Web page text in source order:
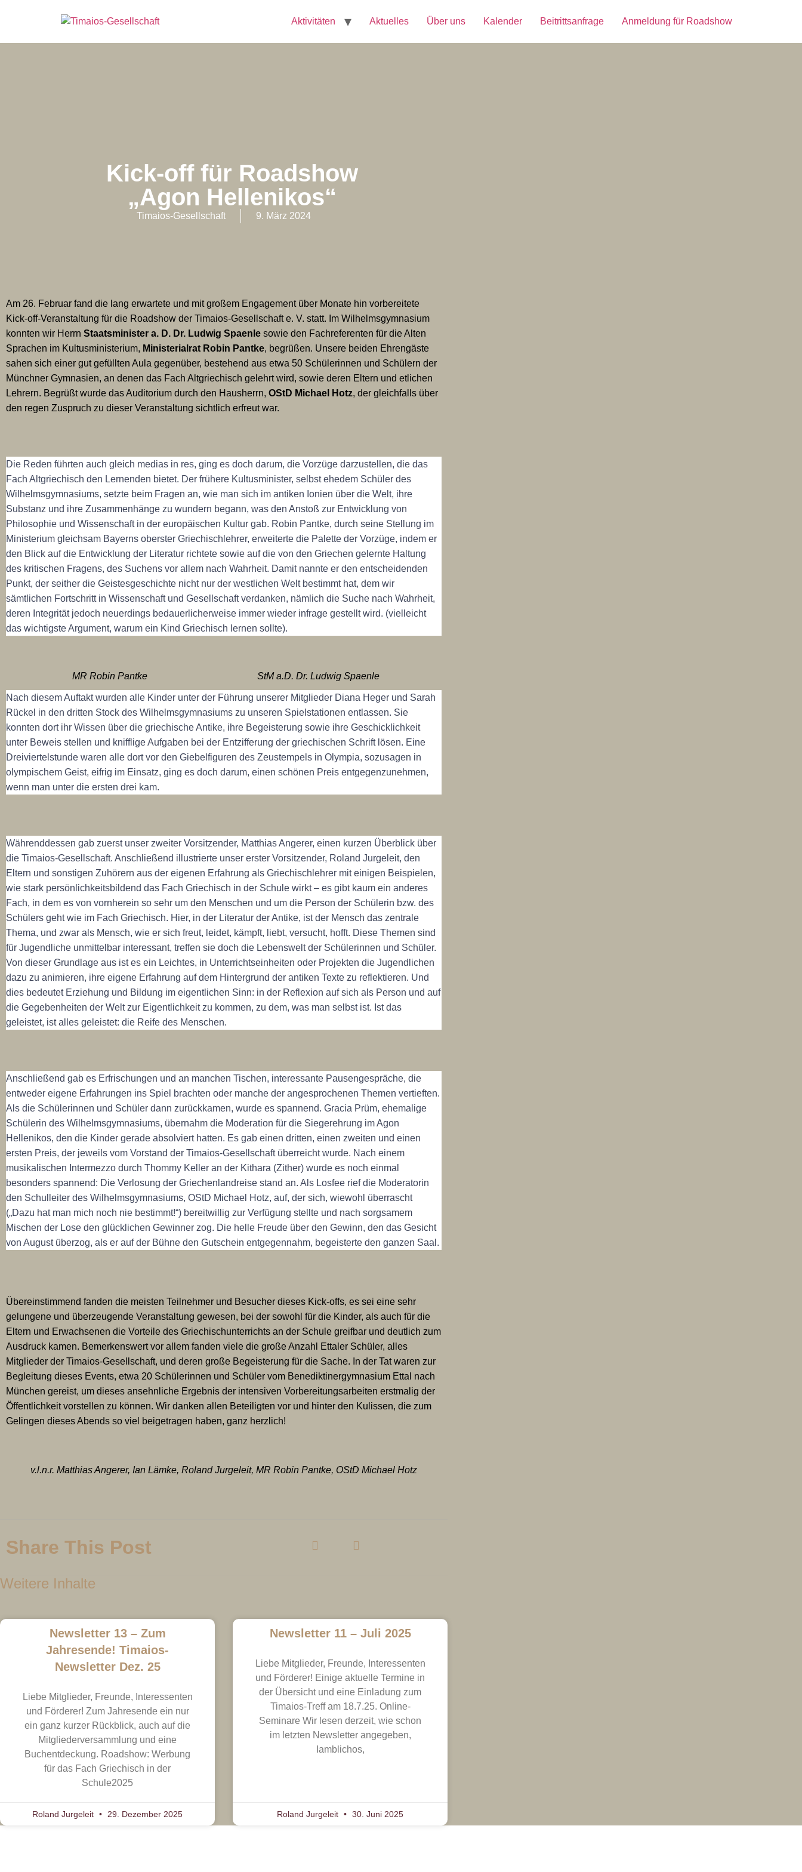
Aktivitäten Aktuelles Über uns Kalender Beitrittsanfrage Anmeldung für Roadshow
Kick-off für Roadshow
„Agon Hellenikos“
Timaios-Gesellschaft 9. März 2024
Am 26. Februar fand die lang erwartete und mit großem Engagement über Monate hin vorbereitete
Kick-off-Veranstaltung für die Roadshow der Timaios-Gesellschaft e. V. statt. Im Wilhelmsgymnasium
konnten wir Herrn Staatsminister a. D. Dr. Ludwig Spaenle sowie den Fachreferenten für die Alten
Sprachen im Kultusministerium, Ministerialrat Robin Pantke, begrüßen. Unsere beiden Ehrengäste
sahen sich einer gut gefüllten Aula gegenüber, bestehend aus etwa 50 Schülerinnen und Schülern der
Münchner Gymnasien, an denen das Fach Altgriechisch gelehrt wird, sowie deren Eltern und etlichen
Lehrern. Begrüßt wurde das Auditorium durch den Hausherrn, OStD Michael Hotz, der gleichfalls über
den regen Zuspruch zu dieser Veranstaltung sichtlich erfreut war.
Die Reden führten auch gleich medias in res, ging es doch darum, die Vorzüge darzustellen, die das
Fach Altgriechisch den Lernenden bietet. Der frühere Kultusminister, selbst ehedem Schüler des
Wilhelmsgymnasiums, setzte beim Fragen an, wie man sich im antiken Ionien über die Welt, ihre
Substanz und ihre Zusammenhänge zu wundern begann, was den Anstoß zur Entwicklung von
Philosophie und Wissenschaft in der europäischen Kultur gab. Robin Pantke, durch seine Stellung im
Ministerium gleichsam Bayerns oberster Griechischlehrer, erweiterte die Palette der Vorzüge, indem er
den Blick auf die Entwicklung der Literatur richtete sowie auf die von den Griechen gelernte Haltung
des kritischen Fragens, des Suchens vor allem nach Wahrheit. Damit nannte er den entscheidenden
Punkt, der seither die Geistesgeschichte nicht nur der westlichen Welt bestimmt hat, dem wir
sämtlichen Fortschritt in Wissenschaft und Gesellschaft verdanken, nämlich die Suche nach Wahrheit,
deren Integrität jedoch neuerdings bedauerlicherweise immer wieder infrage gestellt wird. (vielleicht
das wichtigste Argument, warum ein Kind Griechisch lernen sollte).
StM a.D. Dr. Ludwig Spaenle
MR Robin Pantke
Nach diesem Auftakt wurden alle Kinder unter der Führung unserer Mitglieder Diana Heger und Sarah
Rückel in den dritten Stock des Wilhelmsgymnasiums zu unseren Spielstationen entlassen. Sie
konnten dort ihr Wissen über die griechische Antike, ihre Begeisterung sowie ihre Geschicklichkeit
unter Beweis stellen und knifflige Aufgaben bei der Entzifferung der griechischen Schrift lösen. Eine
Dreiviertelstunde waren alle dort vor den Giebelfiguren des Zeustempels in Olympia, sozusagen in
olympischem Geist, eifrig im Einsatz, ging es doch darum, einen schönen Preis entgegenzunehmen,
wenn man unter die ersten drei kam.
Währenddessen gab zuerst unser zweiter Vorsitzender, Matthias Angerer, einen kurzen Überblick über
die Timaios-Gesellschaft. Anschließend illustrierte unser erster Vorsitzender, Roland Jurgeleit, den
Eltern und sonstigen Zuhörern aus der eigenen Erfahrung als Griechischlehrer mit einigen Beispielen,
wie stark persönlichkeitsbildend das Fach Griechisch in der Schule wirkt – es gibt kaum ein anderes
Fach, in dem es von vornherein so sehr um den Menschen und um die Person der Schülerin bzw. des
Schülers geht wie im Fach Griechisch. Hier, in der Literatur der Antike, ist der Mensch das zentrale
Thema, und zwar als Mensch, wie er sich freut, leidet, kämpft, liebt, versucht, hofft. Diese Themen sind
für Jugendliche unmittelbar interessant, treffen sie doch die Lebenswelt der Schülerinnen und Schüler.
Von dieser Grundlage aus ist es ein Leichtes, in Unterrichtseinheiten oder Projekten die Jugendlichen
dazu zu animieren, ihre eigene Erfahrung auf dem Hintergrund der antiken Texte zu reflektieren. Und
dies bedeutet Erziehung und Bildung im eigentlichen Sinn: in der Reflexion auf sich als Person und auf
die Gegebenheiten der Welt zur Eigentlichkeit zu kommen, zu dem, was man selbst ist. Ist das
geleistet, ist alles geleistet: die Reife des Menschen.
Anschließend gab es Erfrischungen und an manchen Tischen, interessante Pausengespräche, die
entweder eigene Erfahrungen ins Spiel brachten oder manche der angesprochenen Themen vertieften.
Als die Schülerinnen und Schüler dann zurückkamen, wurde es spannend. Gracia Prüm, ehemalige
Schülerin des Wilhelmsgymnasiums, übernahm die Moderation für die Siegerehrung im Agon
Hellenikos, den die Kinder gerade absolviert hatten. Es gab einen dritten, einen zweiten und einen
ersten Preis, der jeweils vom Vorstand der Timaios-Gesellschaft überreicht wurde. Nach einem
musikalischen Intermezzo durch Thommy Keller an der Kithara (Zither) wurde es noch einmal
besonders spannend: Die Verlosung der Griechenlandreise stand an. Als Losfee rief die Moderatorin
den Schulleiter des Wilhelmsgymnasiums, OStD Michael Hotz, auf, der sich, wiewohl überrascht
(„Dazu hat man mich noch nie bestimmt!“) bereitwillig zur Verfügung stellte und nach sorgsamem
Mischen der Lose den glücklichen Gewinner zog. Die helle Freude über den Gewinn, den das Gesicht
von August überzog, als er auf der Bühne den Gutschein entgegennahm, begeisterte den ganzen Saal.
Übereinstimmend fanden die meisten Teilnehmer und Besucher dieses Kick-offs, es sei eine sehr
gelungene und überzeugende Veranstaltung gewesen, bei der sowohl für die Kinder, als auch für die
Eltern und Erwachsenen die Vorteile des Griechischunterrichts an der Schule greifbar und deutlich zum
Ausdruck kamen. Bemerkenswert vor allem fanden viele die große Anzahl Ettaler Schüler, alles
Mitglieder der Timaios-Gesellschaft, und deren große Begeisterung für die Sache. In der Tat waren zur
Begleitung dieses Events, etwa 20 Schülerinnen und Schüler vom Benediktinergymnasium Ettal nach
München gereist, um dieses ansehnliche Ergebnis der intensiven Vorbereitungsarbeiten erstmalig der
Öffentlichkeit vorstellen zu können. Wir danken allen Beteiligten vor und hinter den Kulissen, die zum
Gelingen dieses Abends so viel beigetragen haben, ganz herzlich!
v.l.n.r. Matthias Angerer, Ian Lämke, Roland Jurgeleit, MR Robin Pantke, OStD Michael Hotz
Share This Post
Weitere Inhalte
Newsletter 13 – Zum
Jahresende! Timaios-
Newsletter Dez. 25
Liebe Mitglieder, Freunde, Interessenten
und Förderer! Zum Jahresende ein nur
ein ganz kurzer Rückblick, auch auf die
Mitgliederversammlung und eine
Buchentdeckung. Roadshow: Werbung
für das Fach Griechisch in der
Schule2025
Roland Jurgeleit 29. Dezember 2025
Newsletter 11 – Juli 2025
Liebe Mitglieder, Freunde, Interessenten
und Förderer! Einige aktuelle Termine in
der Übersicht und eine Einladung zum
Timaios-Treff am 18.7.25. Online-
Seminare Wir lesen derzeit, wie schon
im letzten Newsletter angegeben,
Iamblichos,
Roland Jurgeleit 30. Juni 2025